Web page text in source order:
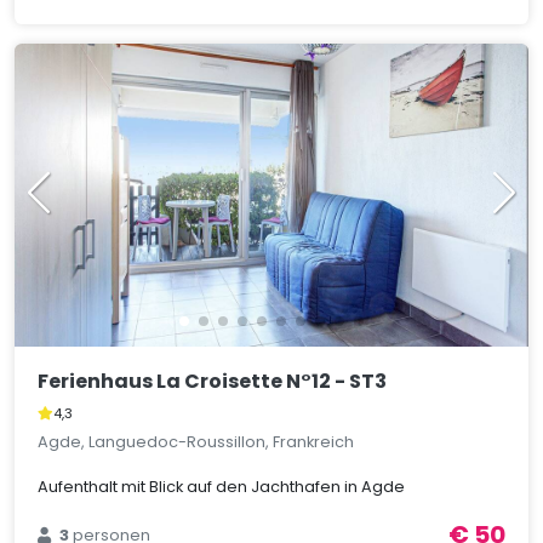
Ferienhaus La Croisette N°12 - ST3
4,3
Agde, Languedoc-Roussillon, Frankreich
Aufenthalt mit Blick auf den Jachthafen in Agde
3personen € 50